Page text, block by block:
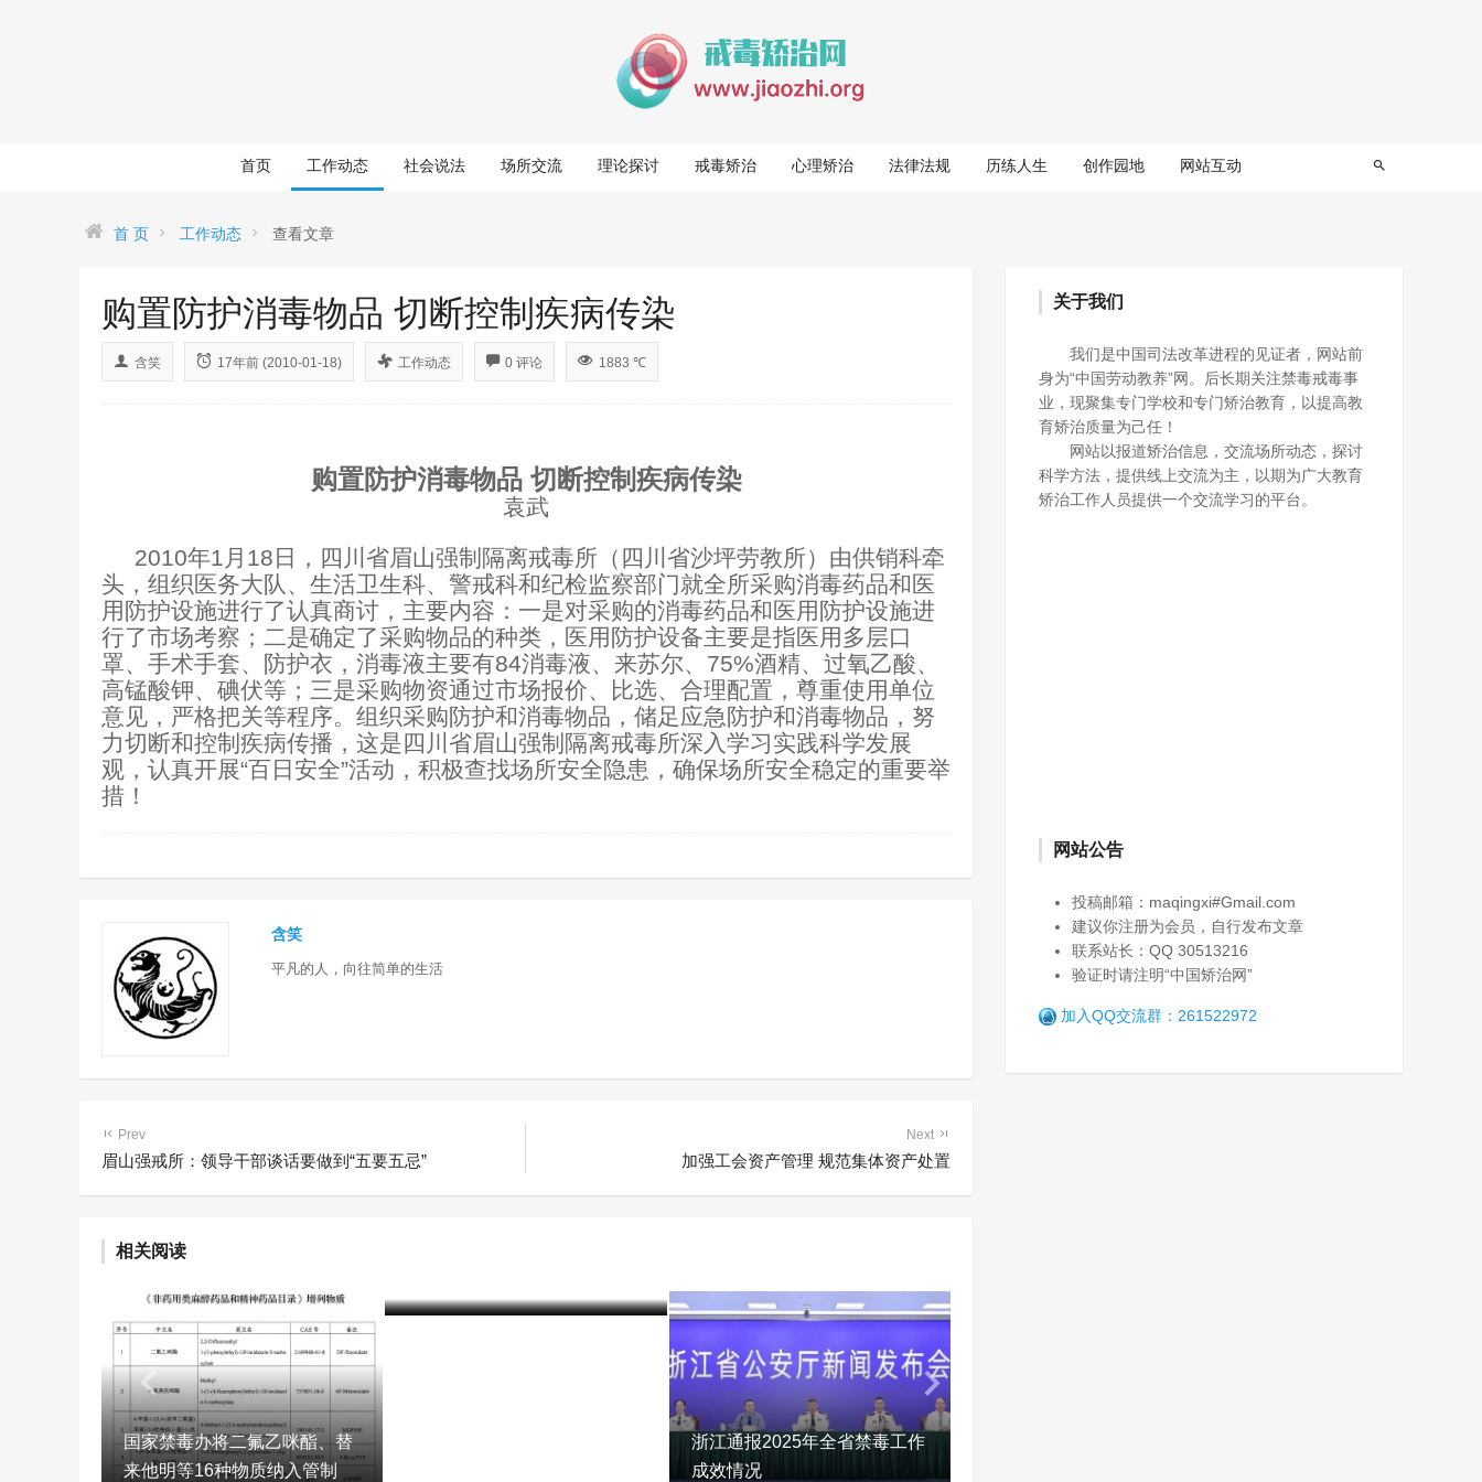
首页 工作动态 社会说法 场所交流 理论探讨 戒毒矫治 心理矫治 法律法规 历练人生 创作园地 网站互动
首 页 工作动态 查看文章
购置防护消毒物品 切断控制疾病传染
含笑 17年前 (2010-01-18) 工作动态 0 评论 1883 ℃
购置防护消毒物品 切断控制疾病传染
袁武
2010年1月18日，四川省眉山强制隔离戒毒所（四川省沙坪劳教所）由供销科牵
头，组织医务大队、生活卫生科、警戒科和纪检监察部门就全所采购消毒药品和医
用防护设施进行了认真商讨，主要内容：一是对采购的消毒药品和医用防护设施进
行了市场考察；二是确定了采购物品的种类，医用防护设备主要是指医用多层口
罩、手术手套、防护衣，消毒液主要有84消毒液、来苏尔、75%酒精、过氧乙酸、
高锰酸钾、碘伏等；三是采购物资通过市场报价、比选、合理配置，尊重使用单位
意见，严格把关等程序。组织采购防护和消毒物品，储足应急防护和消毒物品，努
力切断和控制疾病传播，这是四川省眉山强制隔离戒毒所深入学习实践科学发展
观，认真开展“百日安全”活动，积极查找场所安全隐患，确保场所安全稳定的重要举
措！
含笑
平凡的人，向往简单的生活
Prev
眉山强戒所：领导干部谈话要做到“五要五忌”
Next
加强工会资产管理 规范集体资产处置
相关阅读
国家禁毒办将二氟乙咪酯、替
来他明等16种物质纳入管制
浙江通报2025年全省禁毒工作
成效情况
关于我们
我们是中国司法改革进程的见证者，网站前
身为“中国劳动教养”网。后长期关注禁毒戒毒事
业，现聚集专门学校和专门矫治教育，以提高教
育矫治质量为己任！
网站以报道矫治信息，交流场所动态，探讨
科学方法，提供线上交流为主，以期为广大教育
矫治工作人员提供一个交流学习的平台。
网站公告
投稿邮箱：maqingxi#Gmail.com
建议你注册为会员，自行发布文章
联系站长：QQ 30513216
验证时请注明“中国矫治网”
加入QQ交流群：261522972